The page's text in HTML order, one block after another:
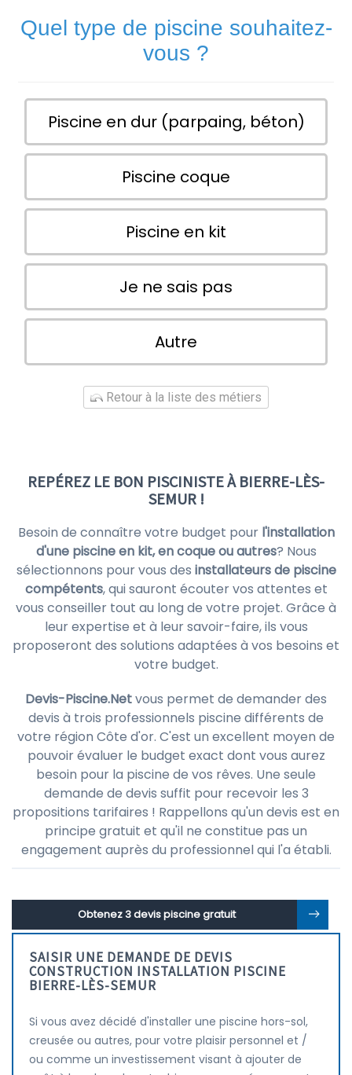
Quel type de piscine souhaitez-
vous ?
Piscine en dur (parpaing, béton)
Piscine coque
Piscine en kit
Je ne sais pas
Autre
Retour à la liste des métiers
REPÉREZ LE BON PISCINISTE À BIERRE-LÈS-
SEMUR !
Besoin de connaître votre budget pour l'installation
d'une piscine en kit, en coque ou autres? Nous
sélectionnons pour vous des installateurs de piscine
compétents, qui sauront écouter vos attentes et
vous conseiller tout au long de votre projet. Grâce à
leur expertise et à leur savoir-faire, ils vous
proposeront des solutions adaptées à vos besoins et
votre budget.
Devis-Piscine.Netvous permet de demander des
devis à trois professionnels piscine différents de
votre région Côte d'or. C'est un excellent moyen de
pouvoir évaluer le budget exact dont vous aurez
besoin pour la piscine de vos rêves. Une seule
demande de devis suffit pour recevoir les 3
propositions tarifaires ! Rappellons qu'un devis est en
principe gratuit et qu'il ne constitue pas un
engagement auprès du professionnel qui l'a établi.
Obtenez 3 devis piscine gratuit
SAISIR UNE DEMANDE DE DEVIS
CONSTRUCTION INSTALLATION PISCINE
BIERRE-LÈS-SEMUR
Si vous avez décidé d'installer une piscine hors-sol,
creusée ou autres, pour votre plaisir personnel et /
ou comme un investissement visant à ajouter de